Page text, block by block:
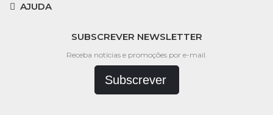
AJUDA
SUBSCREVER NEWSLETTER
Receba notícias e promoções por e-mail.
Subscrever